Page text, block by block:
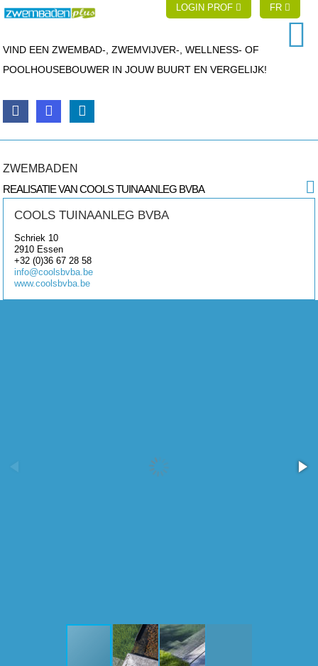
LOGIN PROF FR
VIND EEN ZWEMBAD-, ZWEMVIJVER-, WELLNESS- OF
POOLHOUSEBOUWER IN JOUW BUURT EN VERGELIJK!
ZWEMBADEN
REALISATIE VAN COOLS TUINAANLEG BVBA
COOLS TUINAANLEG BVBA
Schriek 10
2910 Essen
+32 (0)36 67 28 58
info@coolsbvba.be
www.coolsbvba.be